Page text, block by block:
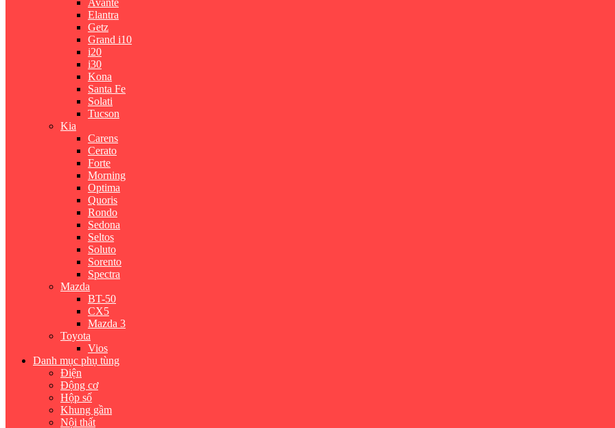
Elantra
Getz
Grand i10
i20
i30
Kona
Santa Fe
Solati
Tucson
Kia
Carens
Cerato
Forte
Morning
Optima
Quoris
Rondo
Sedona
Seltos
Soluto
Sorento
Spectra
Mazda
BT-50
CX5
Mazda 3
Toyota
Vios
Danh mục phụ tùng
Điện
Động cơ
Hộp số
Khung gầm
Nội thất